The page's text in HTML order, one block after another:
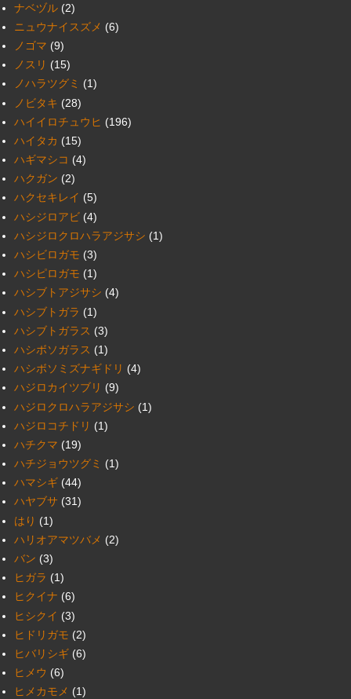
ナベヅル (2)
ニュウナイスズメ (6)
ノゴマ (9)
ノスリ (15)
ノハラツグミ (1)
ノビタキ (28)
ハイイロチュウヒ (196)
ハイタカ (15)
ハギマシコ (4)
ハクガン (2)
ハクセキレイ (5)
ハシジロアビ (4)
ハシジロクロハラアジサシ (1)
ハシビロガモ (3)
ハシピロガモ (1)
ハシブトアジサシ (4)
ハシブトガラ (1)
ハシブトガラス (3)
ハシボソガラス (1)
ハシボソミズナギドリ (4)
ハジロカイツブリ (9)
ハジロクロハラアジサシ (1)
ハジロコチドリ (1)
ハチクマ (19)
ハチジョウツグミ (1)
ハマシギ (44)
ハヤブサ (31)
はり (1)
ハリオアマツバメ (2)
バン (3)
ヒガラ (1)
ヒクイナ (6)
ヒシクイ (3)
ヒドリガモ (2)
ヒバリシギ (6)
ヒメウ (6)
ヒメカモメ (1)